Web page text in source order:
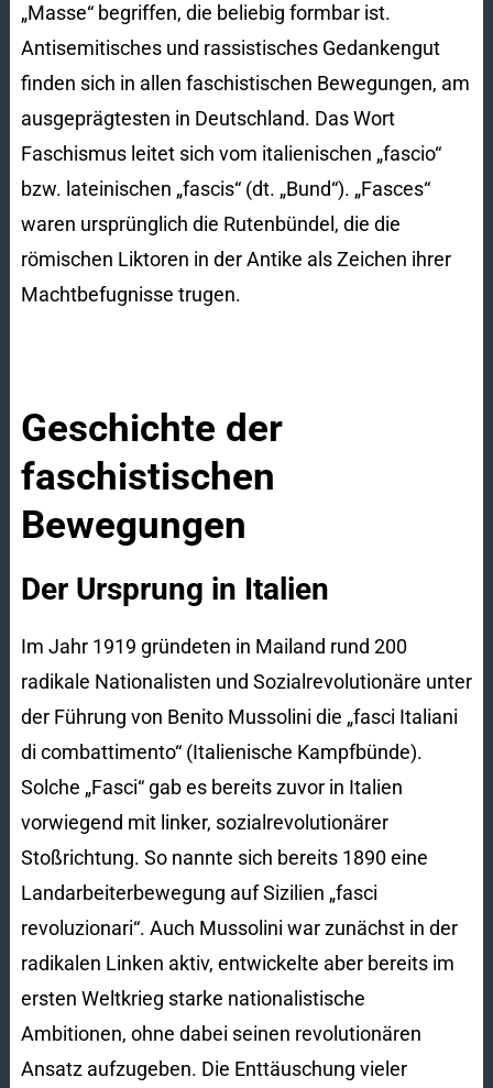
„Masse“ begriffen, die beliebig formbar ist.
Antisemitisches und rassistisches Gedankengut
finden sich in allen faschistischen Bewegungen, am
ausgeprägtesten in Deutschland. Das Wort
Faschismus leitet sich vom italienischen „fascio“
bzw. lateinischen „fascis“ (dt. „Bund“). „Fasces“
waren ursprünglich die Rutenbündel, die die
römischen Liktoren in der Antike als Zeichen ihrer
Machtbefugnisse trugen.
Geschichte der
faschistischen
Bewegungen
Der Ursprung in Italien
Im Jahr 1919 gründeten in Mailand rund 200
radikale Nationalisten und Sozialrevolutionäre unter
der Führung von Benito Mussolini die „fasci Italiani
di combattimento“ (Italienische Kampfbünde).
Solche „Fasci“ gab es bereits zuvor in Italien
vorwiegend mit linker, sozialrevolutionärer
Stoßrichtung. So nannte sich bereits 1890 eine
Landarbeiterbewegung auf Sizilien „fasci
revoluzionari“. Auch Mussolini war zunächst in der
radikalen Linken aktiv, entwickelte aber bereits im
ersten Weltkrieg starke nationalistische
Ambitionen, ohne dabei seinen revolutionären
Ansatz aufzugeben. Die Enttäuschung vieler